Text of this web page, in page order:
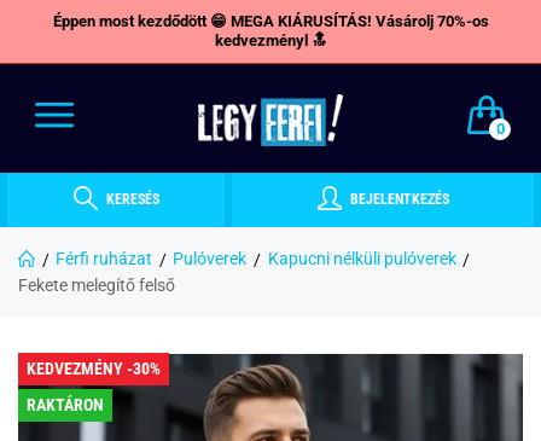
Éppen most kezdődött 😁 MEGA KIÁRUSÍTÁS! Vásárolj 70%-os
kedvezményl 🔝
0
KERESÉS BEJELENTKEZÉS
Férfi ruházat Pulóverek
Kapucni nélküli pulóverek
Fekete melegítő felső
KEDVEZMÉNY -30%
RAKTÁRON